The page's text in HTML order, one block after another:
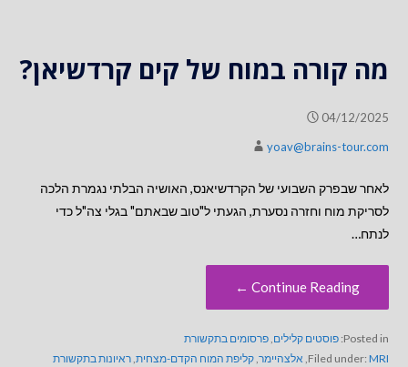
מה קורה במוח של קים קרדשיאן?
04/12/2025
yoav@brains-tour.com
לאחר שבפרק השבועי של הקרדשיאנס, האושיה הבלתי נגמרת הלכה
לסריקת מוח וחזרה נסערת, הגעתי ל"טוב שבאתם" בגלי צה"ל כדי
לנתח…
Continue Reading ←
Posted in: פוסטים קלילים,פרסומים בתקשורת
Filed under:MRI
, אלצהיימר,קליפת המוח הקדם-מצחית,ראיונות בתקשורת